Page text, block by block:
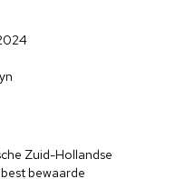
Zuid-Hollandse
bewaarde